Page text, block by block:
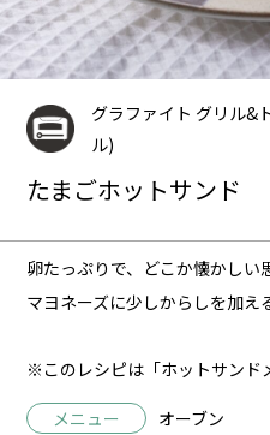
グラファイト グリル&
ル)
たまごホットサンド
卵たっぷりで、どこか懐かしい
マヨネーズに少しからしを加え
※このレシピは「ホットサンド
メニュー
オーブン